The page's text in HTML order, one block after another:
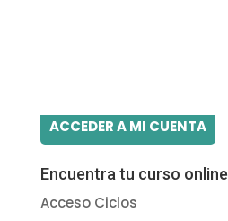
ACCEDER A MI CUENTA
Encuentra tu curso online
Acceso Ciclos